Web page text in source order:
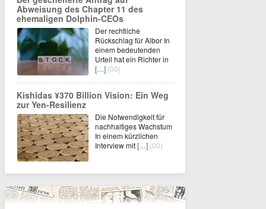
Abweisung des Chapter 11 des
ehemaligen Dolphin-CEOs
Der rechtliche
Rückschlag für Albor In
einem bedeutenden
Urteil hat ein Richter in
[…] (00)
Kishidas ¥370 Billion Vision: Ein Weg
zur Yen-Resilienz
Die Notwendigkeit für
nachhaltiges Wachstum
In einem kürzlichen
Interview mit[…] (00)